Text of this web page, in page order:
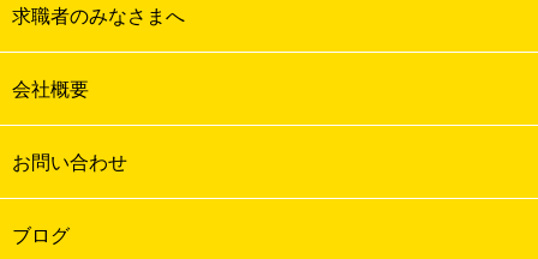
求職者のみなさまへ
会社概要
お問い合わせ
ブログ